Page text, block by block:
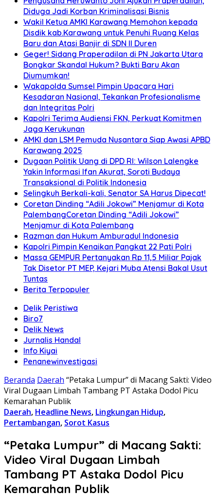
Diduga Jadi Korban Kriminalisasi Bisnis
Wakil Ketua AMKI Karawang Memohon kepada
Disdik kab.Karawang untuk Penuhi Ruang Kelas
Baru dan Atasi Banjir di SDN II Duren
Geger! Sidang Praperadilan di PN Jakarta Utara
Bongkar Skandal Hukum? Bukti Baru Akan
Diumumkan!
Wakapolda Sumsel Pimpin Upacara Hari
Kesadaran Nasional, Tekankan Profesionalisme
dan Integritas Polri
Kapolri Terima Audiensi FKN, Perkuat Komitmen
Jaga Kerukunan
AMKI dan LSM Pemuda Nusantara Siap Awasi APBD
Karawang 2025
Dugaan Politik Uang di DPD RI: Wilson Lalengke
Yakin Informasi Ifan Akurat, Soroti Budaya
Transaksional di Politik Indonesia
Selingkuh Berkali-kali, Senator SA Harus Dipecat!
Coretan Dinding “Adili Jokowi” Menjamur di Kota
PalembangCoretan Dinding “Adili Jokowi”
Menjamur di Kota Palembang
Razman dan Hukum Amburadul Indonesia
Kapolri Pimpin Kenaikan Pangkat 22 Pati Polri
Massa GEMPUR Pertanyakan Rp 11,5 Miliar Pajak
Tak Disetor PT MEP, Kejari Muba Atensi Bakal Usut
Tuntas
Berita Terpopuler
Delik Peristiwa
Biro7
Delik News
Jurnalis Handal
Info Kiyai
Penanewinvestigasi
Beranda Daerah “Petaka Lumpur” di Macang Sakti: Video
Viral Dugaan Limbah Tambang PT Astaka Dodol Picu
Kemarahan Publik
Daerah, Headline News, Lingkungan Hidup,
Pertambangan, Sorot Kasus
“Petaka Lumpur” di Macang Sakti:
Video Viral Dugaan Limbah
Tambang PT Astaka Dodol Picu
Kemarahan Publik